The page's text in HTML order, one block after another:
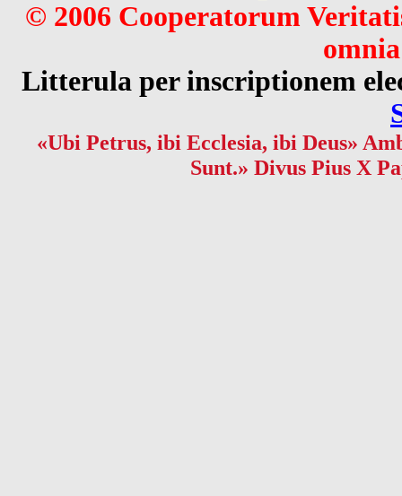
© 2006 Cooperatorum
Litterula per inscriptionem
«Ubi Petrus, ibi Ecclesia, ibi Deus»
Sunt.» Divus Pius X